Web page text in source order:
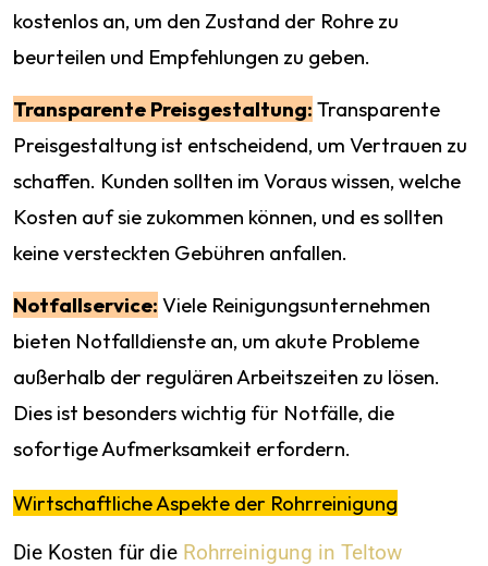
kostenlos an, um den Zustand der Rohre zu
beurteilen und Empfehlungen zu geben.
Transparente Preisgestaltung: Transparente
Preisgestaltung ist entscheidend, um Vertrauen zu
schaffen. Kunden sollten im Voraus wissen, welche
Kosten auf sie zukommen können, und es sollten
keine versteckten Gebühren anfallen.
Notfallservice: Viele Reinigungsunternehmen
bieten Notfalldienste an, um akute Probleme
außerhalb der regulären Arbeitszeiten zu lösen.
Dies ist besonders wichtig für Notfälle, die
sofortige Aufmerksamkeit erfordern.
Wirtschaftliche Aspekte der Rohrreinigung
Die Kosten für die Rohrreinigung in Teltow